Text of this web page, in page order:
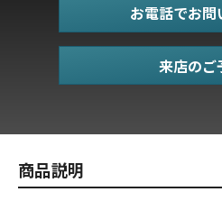
お電話でお問
商品説明